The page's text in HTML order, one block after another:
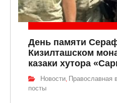
День памяти
Кизилташском
казаки хутора
Новости, Православная
посты